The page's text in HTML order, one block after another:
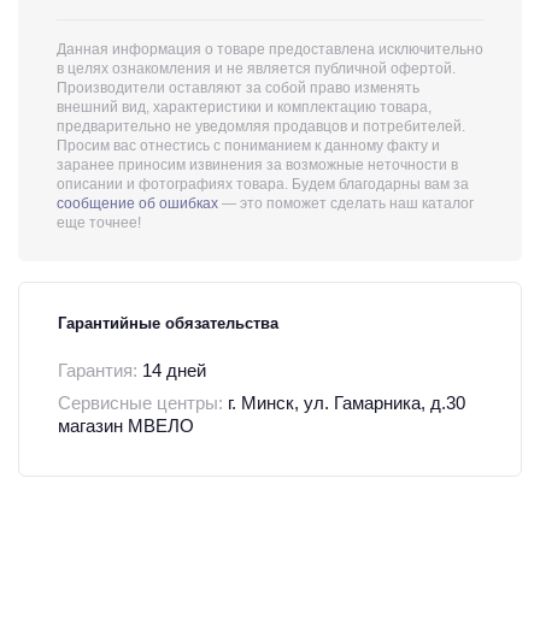
Данная информация о товаре предоставлена исключительно
в целях ознакомления и не является публичной офертой.
Производители оставляют за собой право изменять
внешний вид, характеристики и комплектацию товара,
предварительно не уведомляя продавцов и потребителей.
Просим вас отнестись с пониманием к данному факту и
заранее приносим извинения за возможные неточности в
описании и фотографиях товара. Будем благодарны вам за
сообщение об ошибках — это поможет сделать наш каталог
еще точнее!
Гарантийные обязательства
Гарантия: 14 дней
Сервисные центры: г. Минск, ул. Гамарника, д.30
магазин МВЕЛО